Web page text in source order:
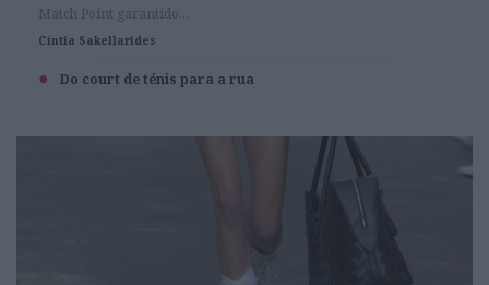
Match Point garantido...
Cíntia Sakellarides
Do court de ténis para a rua